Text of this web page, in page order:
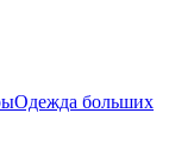
Одежда больших